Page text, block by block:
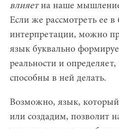
влияетна наше
Если же рассмотреть ее в
интерпретации, можно
язык буквально
реальности и
способны в ней делать.
Возможно, язык,
или создадим, позволит